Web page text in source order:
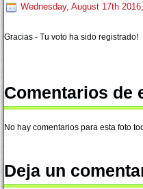
Wednesday, August 17th
Gracias - Tu voto ha sido registrado!
Comentarios de
No hay comentarios para esta foto
Deja un